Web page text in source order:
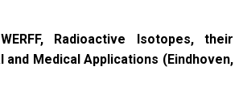
Radioactive Isotopes, their
and Medical Applications (Eindhoven,